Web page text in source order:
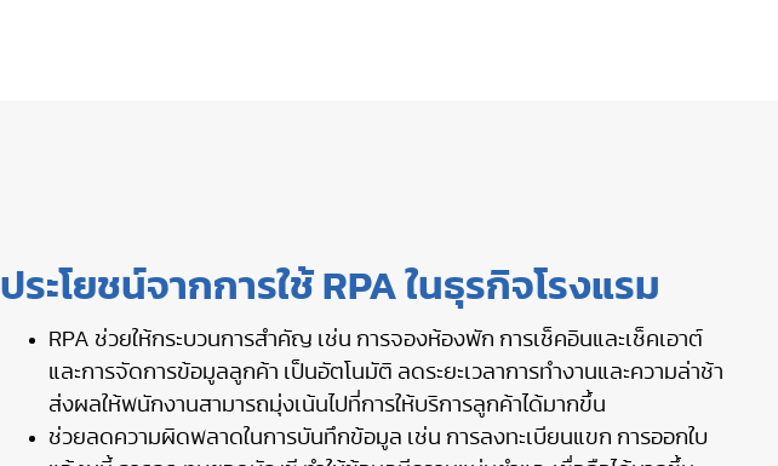
ประโยชน์จากการใช้ RPA ในธุรกิจโรงแรม
RPA ช่วยให้กระบวนการสำคัญ เช่น การจองห้องพัก การเช็คอินและเช็คเอาต์
และการจัดการข้อมูลลูกค้า เป็นอัตโนมัติ ลดระยะเวลาการทำงานและความล่าช้า
ส่งผลให้พนักงานสามารถมุ่งเน้นไปที่การให้บริการลูกค้าได้มากขึ้น
ช่วยลดความผิดพลาดในการบันทึกข้อมูล เช่น การลงทะเบียนแขก การออกใบ